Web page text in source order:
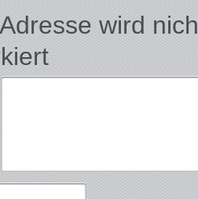
wird